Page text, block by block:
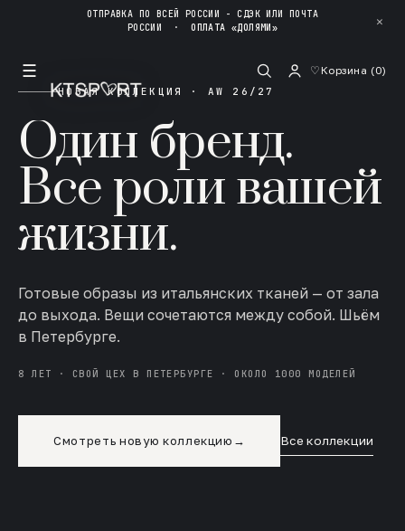
ОТПРАВКА ПО ВСЕЙ РОССИИ - СДЭК ИЛИ ПОЧТА
РОССИИ ·ОПЛАТА «ДОЛЯМИ» ✕
☰ ♡Корзина (0)
НОВАЯ КОЛЛЕКЦИЯ · AW 26/27
Один бренд.
Все роли вашей
жизни.
Готовые образы из итальянских тканей — от зала
до выхода. Вещи сочетаются между собой. Шьём
в Петербурге.
8 ЛЕТ · СВОЙ ЦЕХ В ПЕТЕРБУРГЕ · ОКОЛО 1000 МОДЕЛЕЙ
Смотреть новую коллекцию → Все коллекции